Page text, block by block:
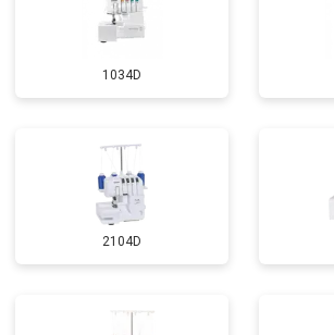
1034D
2104D